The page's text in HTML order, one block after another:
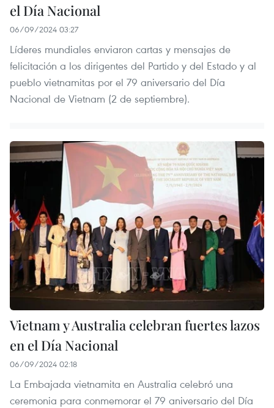
el Día Nacional
06/09/2024 03:27
Líderes mundiales enviaron cartas y mensajes de
felicitación a los dirigentes del Partido y del Estado y al
pueblo vietnamitas por el 79 aniversario del Día
Nacional de Vietnam (2 de septiembre).
Vietnam y Australia celebran fuertes lazos
en el Día Nacional
06/09/2024 02:18
La Embajada vietnamita en Australia celebró una
ceremonia para conmemorar el 79 aniversario del Día